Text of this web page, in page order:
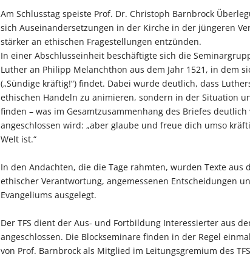
Am Schlusstag speiste Prof. Dr. Christoph Barnbrock
sich Auseinandersetzungen in der Kirche in der jüngeren
stärker an ethischen Fragestellungen entzünden.
In einer Abschlusseinheit beschäftigte sich die
Luther an Philipp Melanchthon aus dem Jahr 1521, in dem
(„Sündige kräftig!“) findet. Dabei wurde deutlich, dass
ethischen Handeln zu animieren, sondern in der Situation
finden – was im Gesamtzusammenhang des Briefes
angeschlossen wird: „aber glaube und freue dich umso
Welt ist.“
In den Andachten, die die Tage rahmten, wurden Texte
ethischer Verantwortung, angemessenen Entscheidungen
Evangeliums ausgelegt.
Der TFS dient der Aus- und Fortbildung Interessierter aus
angeschlossen. Die Blockseminare finden in der Regel
von Prof. Barnbrock als Mitglied im Leitungsgremium des